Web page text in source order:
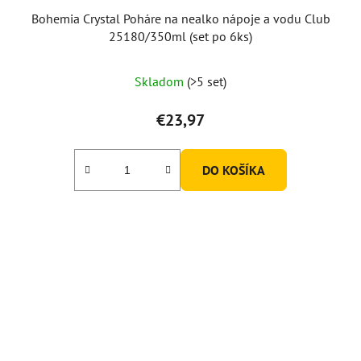
Bohemia Crystal Poháre na nealko nápoje a vodu Club
25180/350ml (set po 6ks)
hodnotenie
produktu
je
5,0
Skladom (>5 set)
€23,97
DO KOŠÍKA